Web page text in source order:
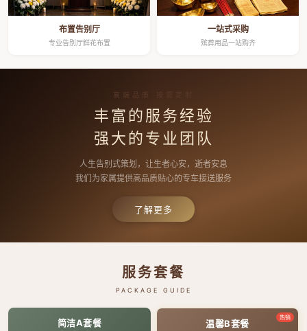
布置告别厅
专业告别厅鲜花布置
一站式采购
殡葬用品一站购齐
高端品质 按需定制
丰富的服务经验
强大的专业团队
人生告别式策划，让生者心安，逝者安息
我们为家属提供高品质贴心的专车接送服务
了解更多
服务套餐
PACKAGE GUIDE
简洁A套餐 热销
温馨B套餐